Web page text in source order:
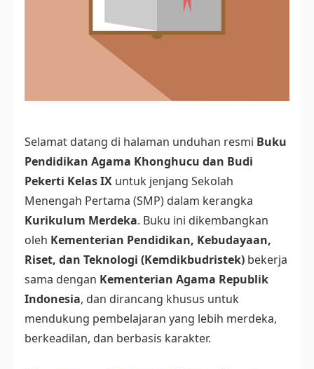
Selamat datang di halaman unduhan resmi Buku
Pendidikan Agama Khonghucu dan Budi
Pekerti Kelas IX untuk jenjang Sekolah
Menengah Pertama (SMP) dalam kerangka
Kurikulum Merdeka. Buku ini dikembangkan
oleh Kementerian Pendidikan, Kebudayaan,
Riset, dan Teknologi (Kemdikbudristek) bekerja
sama dengan Kementerian Agama Republik
Indonesia, dan dirancang khusus untuk
mendukung pembelajaran yang lebih merdeka,
berkeadilan, dan berbasis karakter.